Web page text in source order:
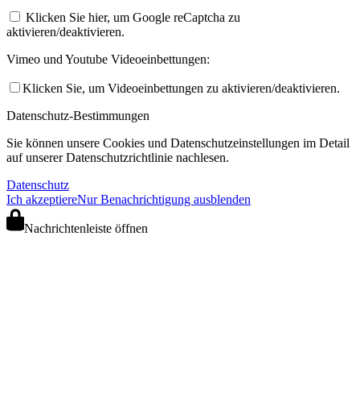
Klicken Sie hier, um Google reCaptcha zu
aktivieren/deaktivieren.
Vimeo und Youtube Videoeinbettungen:
Klicken Sie, um Videoeinbettungen zu aktivieren/deaktivieren.
Datenschutz-Bestimmungen
Sie können unsere Cookies und Datenschutzeinstellungen im Detail
auf unserer Datenschutzrichtlinie nachlesen.
Datenschutz
Ich akzeptiereNur Benachrichtigung ausblenden
Nachrichtenleiste öffnen